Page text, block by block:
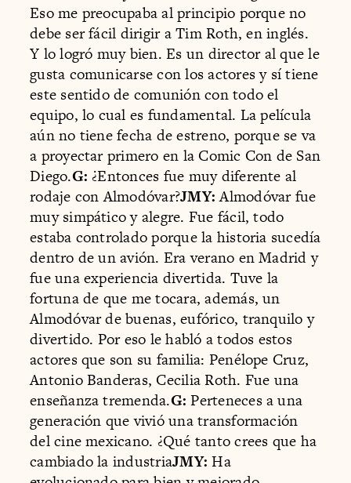
Eso me preocupaba al principio porque no
debe ser fácil dirigir a Tim Roth, en inglés.
Y lo logró muy bien. Es un director al que le
gusta comunicarse con los actores y sí tiene
este sentido de comunión con todo el
equipo, lo cual es fundamental. La película
aún no tiene fecha de estreno, porque se va
a proyectar primero en la Comic Con de San
Diego.G: ¿Entonces fue muy diferente al
rodaje con Almodóvar?JMY:Almodóvar fue
muy simpático y alegre. Fue fácil, todo
estaba controlado porque la historia sucedía
dentro de un avión. Era verano en Madrid y
fue una experiencia divertida. Tuve la
fortuna de que me tocara, además, un
Almodóvar de buenas, eufórico, tranquilo y
divertido. Por eso le habló a todos estos
actores que son su familia: Penélope Cruz,
Antonio Banderas, Cecilia Roth. Fue una
enseñanza tremenda.G: Perteneces a una
generación que vivió una transformación
del cine mexicano. ¿Qué tanto crees que ha
cambiado la industriaJMY: Ha